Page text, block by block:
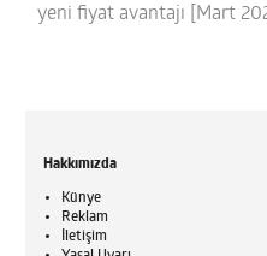
yeni fiyat avantajı [Mart
Hakkımızda
Künye
Reklam
İletişim